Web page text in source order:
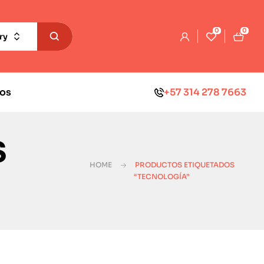
0 0
+57 314 278 7663
HOME
PRODUCTOS ETIQUETADOS
“TECNOLOGÍA”